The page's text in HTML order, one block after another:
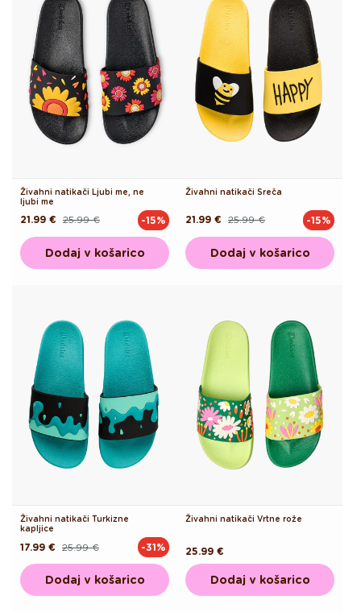
Živahni natikači Ljubi me, ne
ljubi me
Redna
25.99 €
Akcijska
21.99 € -15%
Dodaj v košarico
Živahni natikači Sreča
Redna
25.99 €
Akcijska
21.99 € -15%
Dodaj v košarico
Živahni natikači Turkizne
kapljice
Redna
25.99 €
Akcijska
17.99 € -31%
Dodaj v košarico
Živahni natikači Vrtne rože
Redna
cena
25.99 €
Dodaj v košarico